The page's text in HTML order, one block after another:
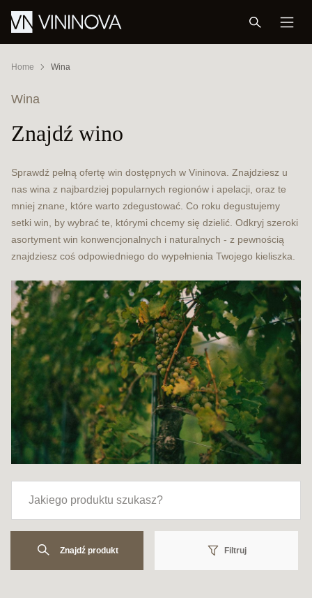
Home Wina
Wina
Znajdź wino
Sprawdź pełną ofertę win dostępnych w Vininova. Znajdziesz u
nas wina z najbardziej popularnych regionów i apelacji, oraz te
mniej znane, które warto zdegustować. Co roku degustujemy
setki win, by wybrać te, którymi chcemy się dzielić. Odkryj szeroki
asortyment win konwencjonalnych i naturalnych - z pewnością
znajdziesz coś odpowiedniego do wypełnienia Twojego kieliszka.
Znajdź produkt Filtruj